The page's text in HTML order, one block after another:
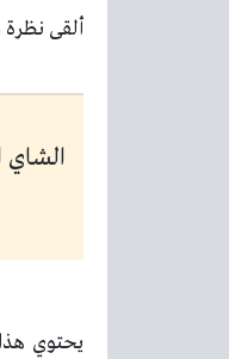
ألقى
الشاي
يحتوي